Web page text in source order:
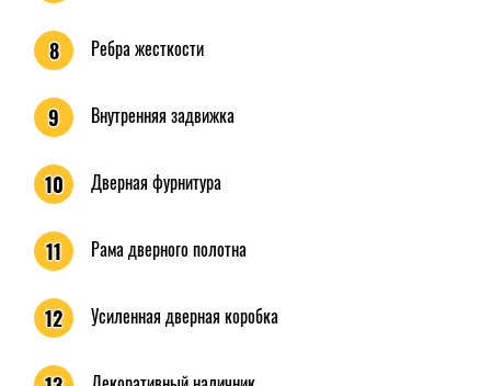
8 Ребра жесткости
9 Внутренняя задвижка
10 Дверная фурнитура
11 Рама дверного полотна
12 Усиленная дверная коробка